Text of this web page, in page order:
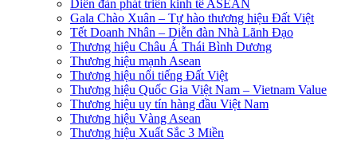
Diễn đàn phát triển kinh tế ASEAN
Gala Chào Xuân – Tự hào thương hiệu Đất Việt
Tết Doanh Nhân – Diễn đàn Nhà Lãnh Đạo
Thương hiệu Châu Á Thái Bình Dương
Thương hiệu mạnh Asean
Thương hiệu nổi tiếng Đất Việt
Thương hiệu Quốc Gia Việt Nam – Vietnam Value
Thương hiệu uy tín hàng đầu Việt Nam
Thương hiệu Vàng Asean
Thương hiệu Xuất Sắc 3 Miền